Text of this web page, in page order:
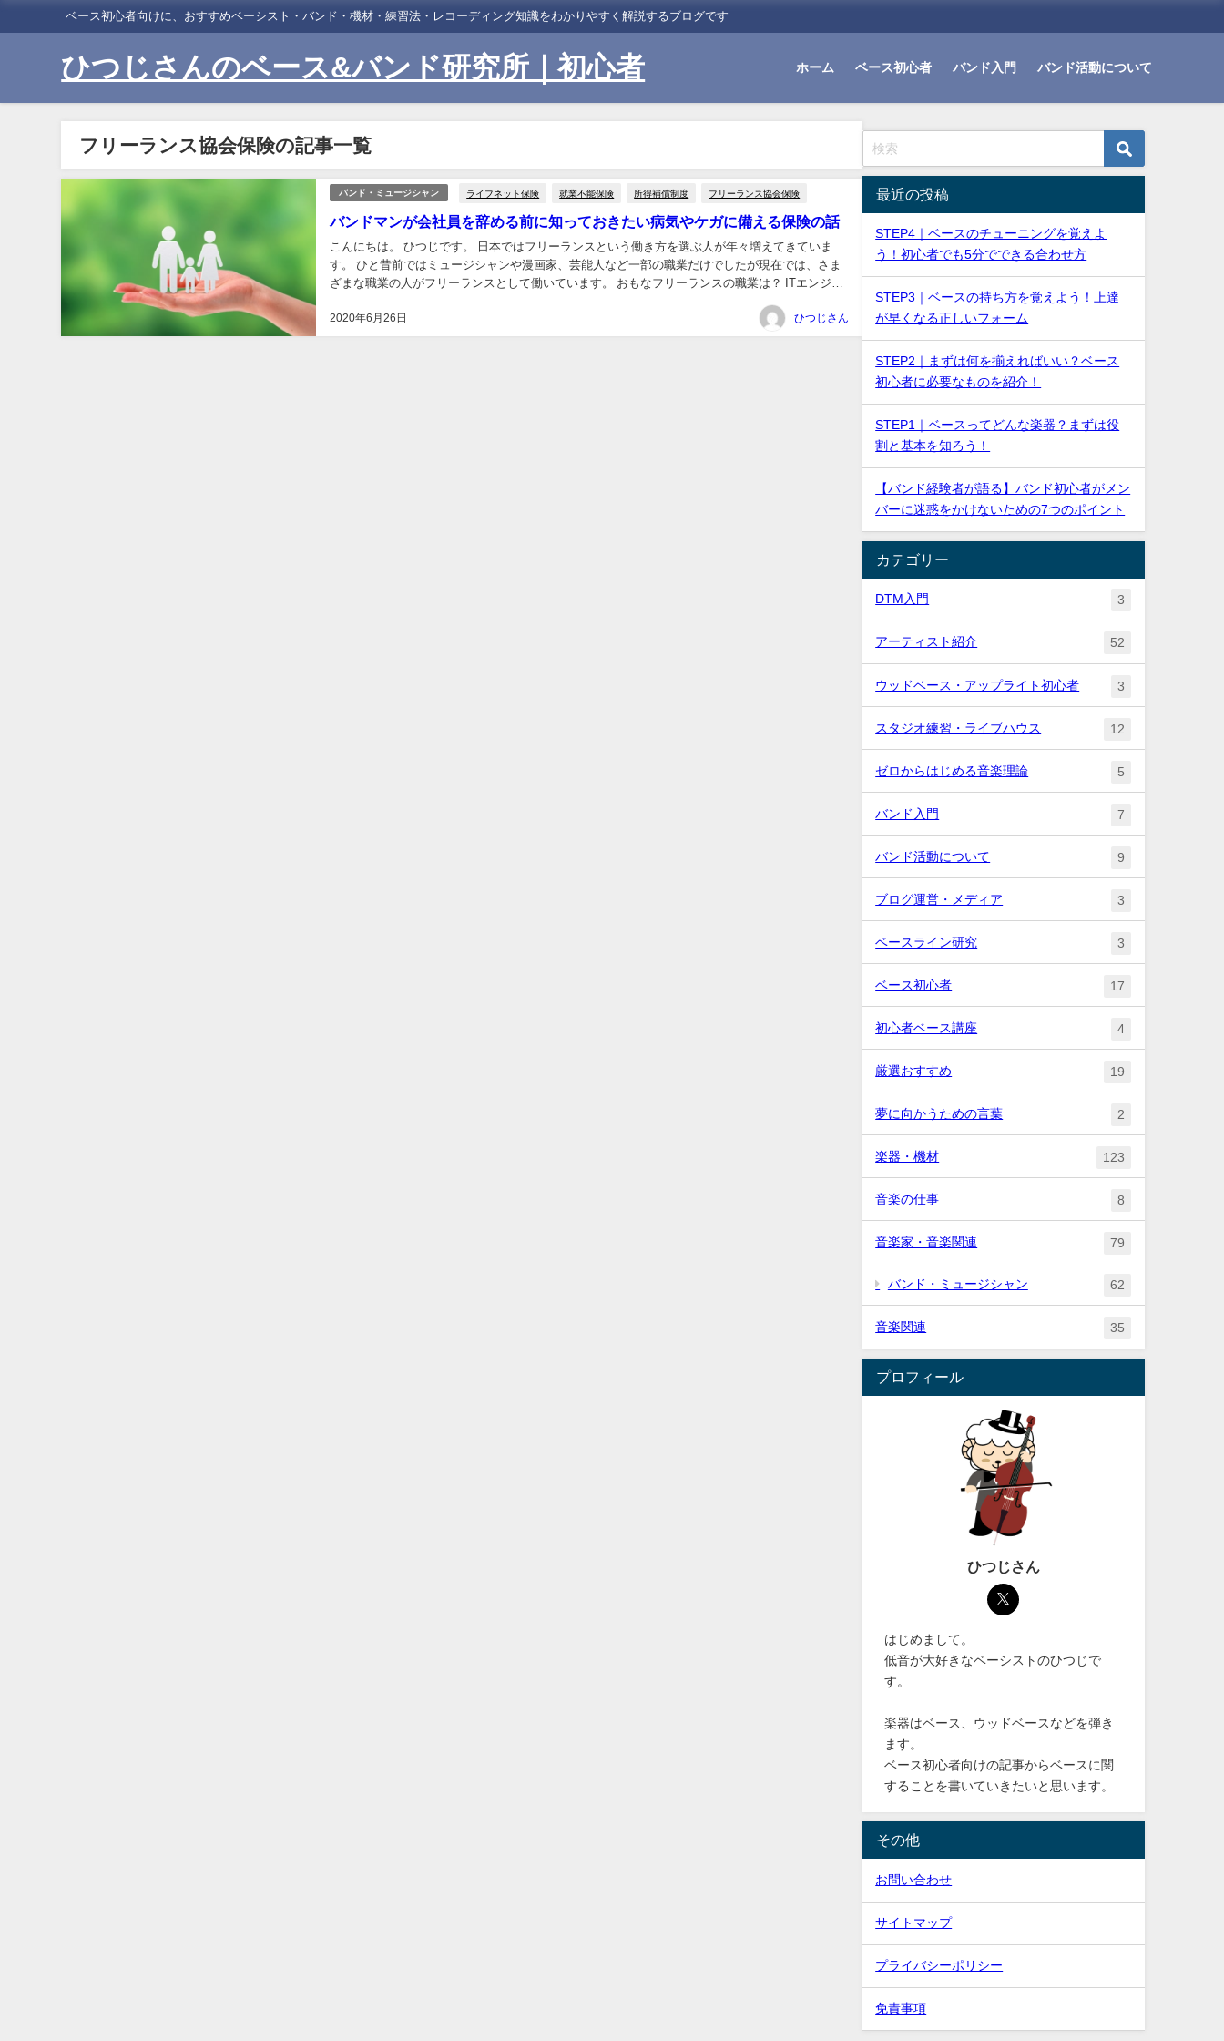
ベース初心者向けに、おすすめベーシスト・バンド・機材・練習法・レコーディング知識をわかりやすく解説するブログです
ひつじさんのベース&バンド研究所｜初心者 ホーム ベース初心者 バンド入門 バンド活動について
フリーランス協会保険の記事一覧
バンド・ミュージシャン ライフネット保険 就業不能保険 所得補償制度 フリーランス協会保険
バンドマンが会社員を辞める前に知っておきたい病気やケガに備える保険の話
2020年6月26日
こんにちは。 ひつじです。 日本ではフリーランスという働き方を選ぶ人が年々増えてきていま
す。 ひと昔前ではミュージシャンや漫画家、芸能人など一部の職業だけでしたが現在では、さま
ざまな職業の人がフリーランスとして働いています。 おもなフリーランスの職業は？ ITエンジニ
ひつじさん
最近の投稿
STEP4｜ベースのチューニングを覚えよ
う！初心者でも5分でできる合わせ方
STEP3｜ベースの持ち方を覚えよう！上達
が早くなる正しいフォーム
STEP2｜まずは何を揃えればいい？ベース
初心者に必要なものを紹介！
STEP1｜ベースってどんな楽器？まずは役
割と基本を知ろう！
【バンド経験者が語る】バンド初心者がメン
バーに迷惑をかけないための7つのポイント
カテゴリー
DTM入門 3
アーティスト紹介 52
ウッドベース・アップライト初心者 3
スタジオ練習・ライブハウス 12
ゼロからはじめる音楽理論 5
バンド入門 7
バンド活動について 9
ブログ運営・メディア 3
ベースライン研究 3
ベース初心者 17
初心者ベース講座 4
厳選おすすめ 19
夢に向かうための言葉 2
楽器・機材 123
音楽の仕事 8
音楽家・音楽関連 79
バンド・ミュージシャン 62
音楽関連 35
プロフィール
ひつじさん
はじめまして。
低音が大好きなベーシストのひつじで
す。
楽器はベース、ウッドベースなどを弾き
ます。
ベース初心者向けの記事からベースに関
することを書いていきたいと思います。
その他
お問い合わせ
サイトマップ
プライバシーポリシー
免責事項